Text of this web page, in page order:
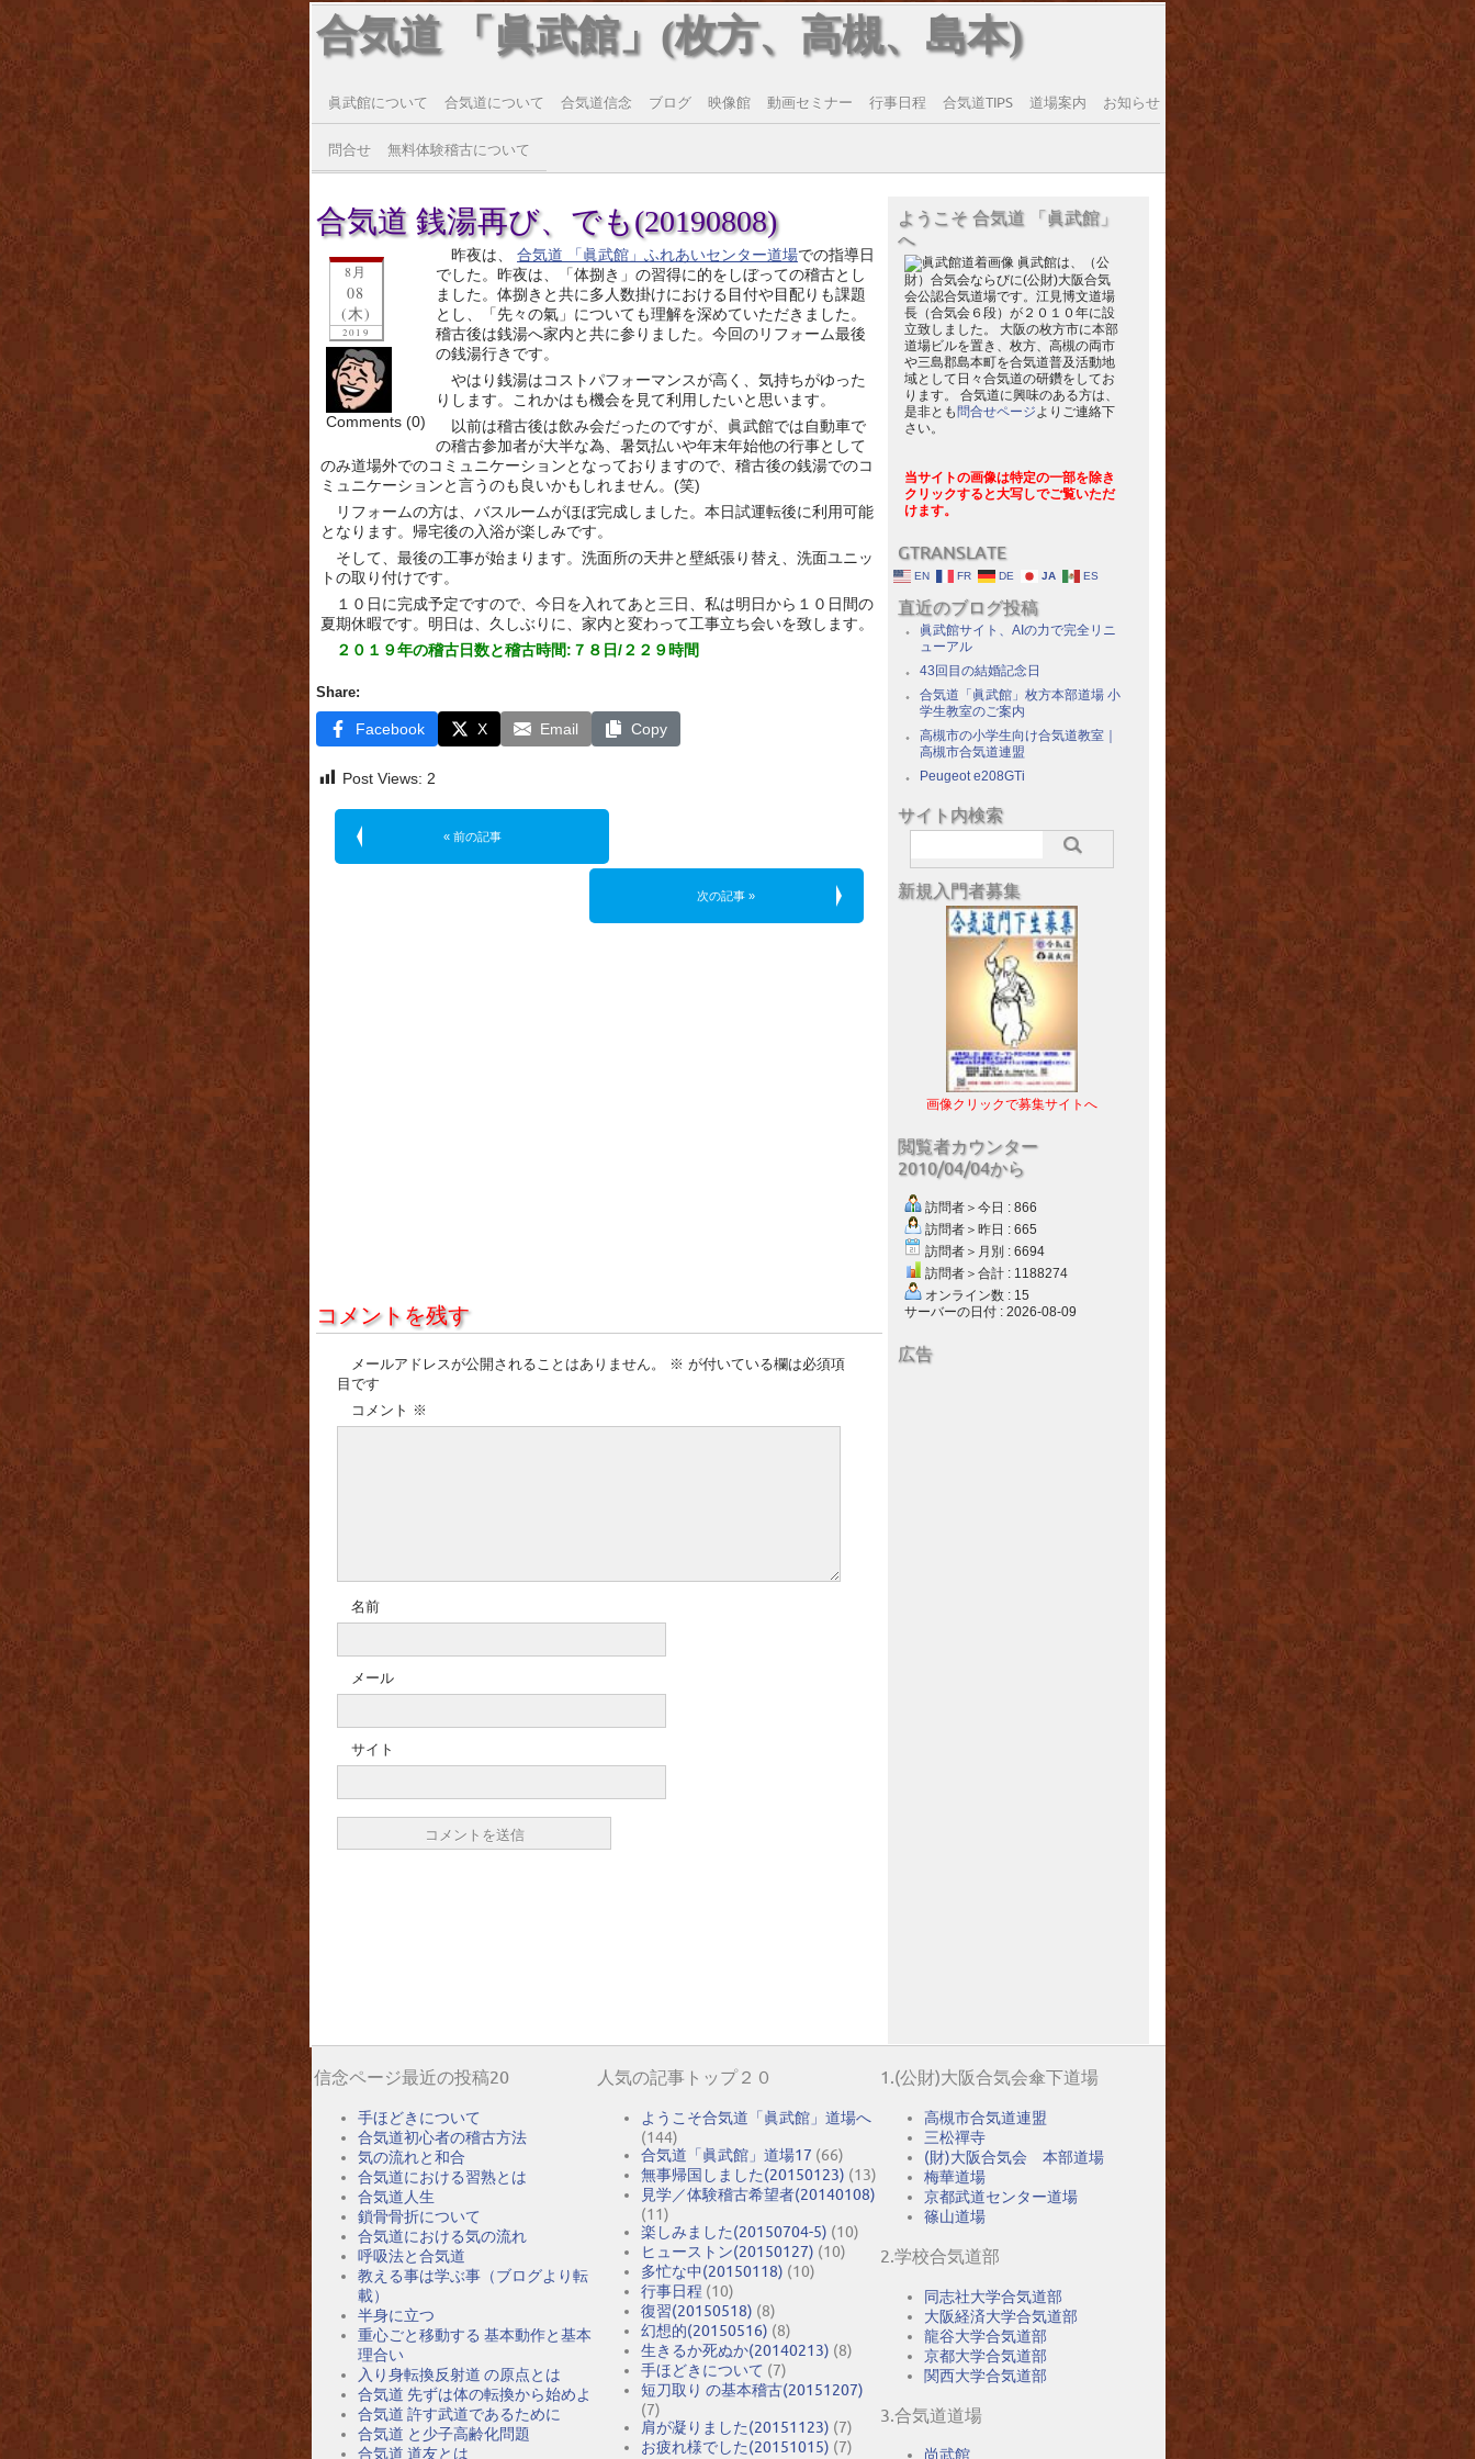
合気道 「眞武館」(枚方、高槻、島本)
眞武館について 合気道について 合気道信念 ブログ 映像館 動画セミナー 行事日程 合気道TIPS 道場案内 お知らせ
問合せ 無料体験稽古について
合気道 銭湯再び、でも(20190808)
8月
08
(木)
2019
Comments (0)
昨夜は、 合気道 「眞武館」ふれあいセンター道場での指導日
でした。昨夜は、「体捌き」の習得に的をしぼっての稽古とし
ました。体捌きと共に多人数掛けにおける目付や目配りも課題
とし、「先々の氣」についても理解を深めていただきました。
稽古後は銭湯へ家内と共に参りました。今回のリフォーム最後
の銭湯行きです。
やはり銭湯はコストパフォーマンスが高く、気持ちがゆった
りします。これかはも機会を見て利用したいと思います。
以前は稽古後は飲み会だったのですが、眞武館では自動車で
の稽古参加者が大半な為、暑気払いや年末年始他の行事として
のみ道場外でのコミュニケーションとなっておりますので、稽古後の銭湯でのコ
ミュニケーションと言うのも良いかもしれません。(笑)
リフォームの方は、バスルームがほぼ完成しました。本日試運転後に利用可能
となります。帰宅後の入浴が楽しみです。
そして、最後の工事が始まります。洗面所の天井と壁紙張り替え、洗面ユニッ
トの取り付けです。
１０日に完成予定ですので、今日を入れてあと三日、私は明日から１０日間の
夏期休暇です。明日は、久しぶりに、家内と変わって工事立ち会いを致します。
２０１９年の稽古日数と稽古時間:７８日/２２９時間
Share:
Facebook X Email Copy
Post Views: 2
« 前の記事
次の記事 »
コメントを残す
メールアドレスが公開されることはありません。 ※ が付いている欄は必須項
目です
コメント ※
名前
メール
サイト
ようこそ 合気道 「眞武館」
へ
眞武館は、（公
財）合気会ならびに(公財)大阪合気
会公認合気道場です。江見博文道場
長（合気会６段）が２０１０年に設
立致しました。 大阪の枚方市に本部
道場ビルを置き、枚方、高槻の両市
や三島郡島本町を合気道普及活動地
域として日々合気道の研鑽をしてお
ります。 合気道に興味のある方は、
是非とも 問合せページよりご連絡下
さい。
当サイトの画像は特定の一部を除き
クリックすると大写しでご覧いただ
けます。
GTRANSLATE
EN FR DE JA ES
直近のブログ投稿
眞武館サイト、AIの力で完全リニ
ューアル
43回目の結婚記念日
合気道「眞武館」枚方本部道場 小
学生教室のご案内
高槻市の小学生向け合気道教室｜
高槻市合気道連盟
Peugeot e208GTi
サイト内検索
新規入門者募集
画像クリックで募集サイトへ
閲覧者カウンター
2010/04/04から
訪問者＞今日 : 866
訪問者＞昨日 : 665
訪問者＞月別 : 6694
訪問者＞合計 : 1188274
オンライン数 : 15
サーバーの日付 : 2026-08-09
広告
信念ページ最近の投稿20
手ほどきについて
合気道初心者の稽古方法
気の流れと和合
合気道における習熟とは
合気道人生
鎖骨骨折について
合気道における気の流れ
呼吸法と合気道
教える事は学ぶ事（ブログより転
載）
半身に立つ
重心ごと移動する 基本動作と基本
理合い
入り身転換反射道 の原点とは
合気道 先ずは体の転換から始めよ
合気道 許す武道であるために
合気道 と少子高齢化問題
合気道 道友とは
人気の記事トップ２０
ようこそ合気道「眞武館」道場へ
(144)
合気道「眞武館」道場17 (66)
無事帰国しました(20150123) (13)
見学／体験稽古希望者(20140108)
(11)
楽しみました(20150704-5) (10)
ヒューストン(20150127) (10)
多忙な中(20150118) (10)
行事日程 (10)
復習(20150518) (8)
幻想的(20150516) (8)
生きるか死ぬか(20140213) (8)
手ほどきについて (7)
短刀取り の基本稽古(20151207)
(7)
肩が凝りました(20151123) (7)
お疲れ様でした(20151015) (7)
1.(公財)大阪合気会傘下道場
高槻市合気道連盟
三松禪寺
(財)大阪合気会 本部道場
梅華道場
京都武道センター道場
篠山道場
2.学校合気道部
同志社大学合気道部
大阪経済大学合気道部
龍谷大学合気道部
京都大学合気道部
関西大学合気道部
3.合気道道場
尚武館